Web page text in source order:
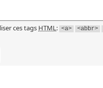
ces tags HTML: <a> <abbr>